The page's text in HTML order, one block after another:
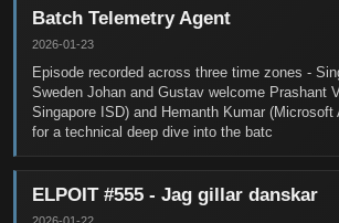
Batch Telemetry Agent
2026-01-23
Episode recorded across three time zones -
Sweden Johan and Gustav welcome Prashant
Singapore ISD) and Hemanth Kumar
for a technical deep dive into the batc
ELPOIT #555 - Jag gillar danskar